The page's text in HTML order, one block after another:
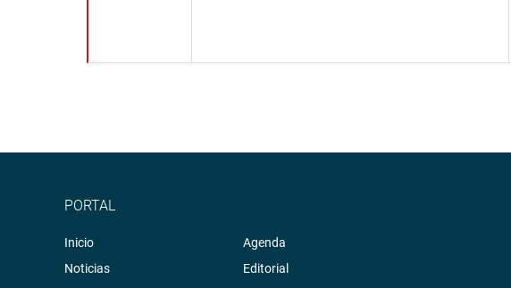
PORTAL
Inicio
Noticias
Agenda
Editorial